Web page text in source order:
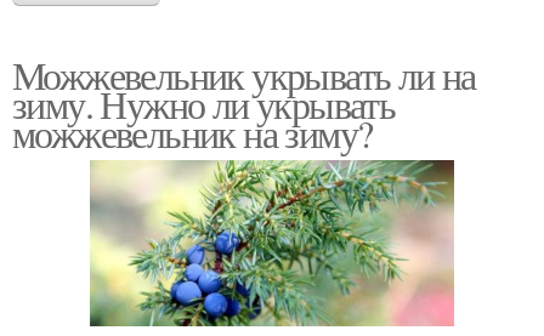
Можжевельник укрывать ли на
зиму. Нужно ли укрывать
можжевельник на зиму?